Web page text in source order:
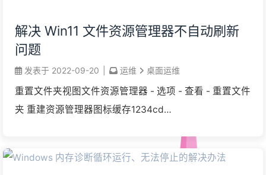
解决 Win11 文件资源管理器不自动刷新
问题
发表于 2022-09-20 运维 桌面运维
重置文件夹视图文件资源管理器 - 选项 - 查看 - 重置文件
夹 重建资源管理器图标缓存1234cd